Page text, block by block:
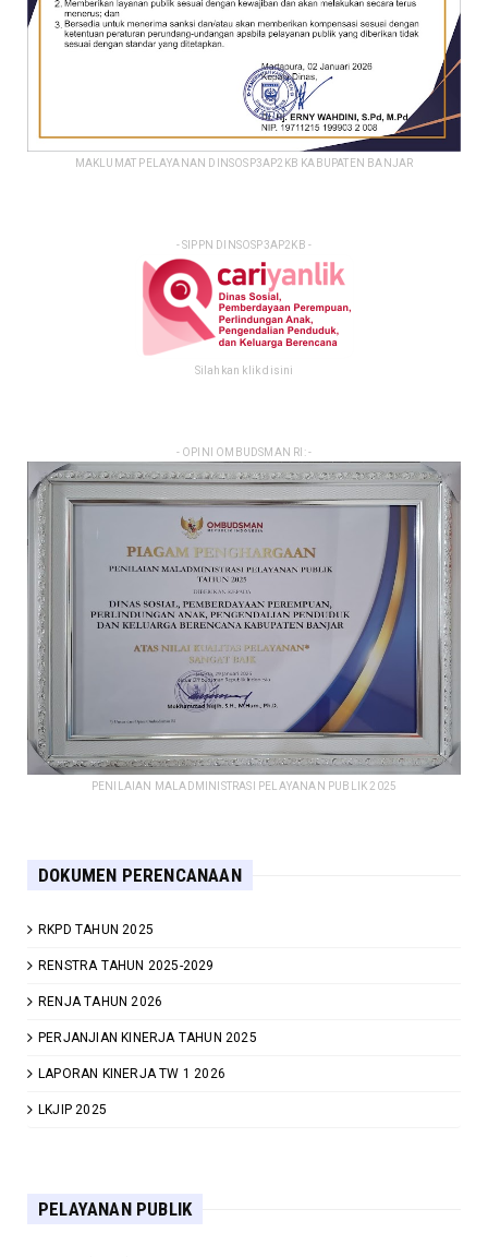
MAKLUMAT PELAYANAN DINSOSP3AP2KB KABUPATEN BANJAR
- SIPPN DINSOSP3AP2KB -
Silahkan klik disini
- OPINI OMBUDSMAN RI: -
PENILAIAN MALADMINISTRASI PELAYANAN PUBLIK 2025
DOKUMEN PERENCANAAN
RKPD TAHUN 2025
RENSTRA TAHUN 2025-2029
RENJA TAHUN 2026
PERJANJIAN KINERJA TAHUN 2025
LAPORAN KINERJA TW 1 2026
LKJIP 2025
PELAYANAN PUBLIK